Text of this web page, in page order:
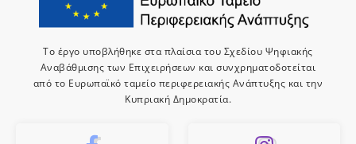
Το έργο υποβλήθηκε στα πλαίσια του Σχεδίου Ψηφιακής
Αναβάθμισης των Επιχειρήσεων και συνχρηματοδοτείται
από το Ευρωπαϊκό ταμείο περιφερειακής Ανάπτυξης και την
Κυπριακή Δημοκρατία.